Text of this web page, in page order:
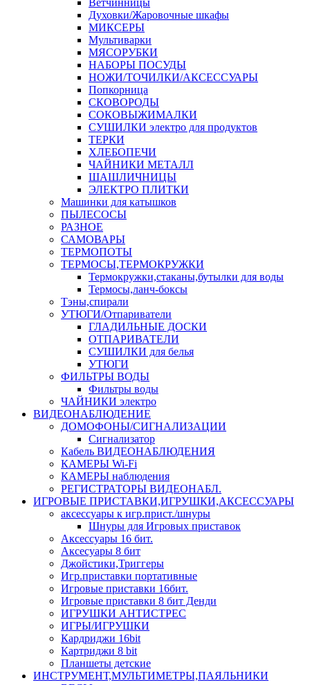
Ветчинницы
Духовки/Жаровочные шкафы
МИКСЕРЫ
Мультиварки
МЯСОРУБКИ
НАБОРЫ ПОСУДЫ
НОЖИ/ТОЧИЛКИ/АКСЕССУАРЫ
Попкорница
СКОВОРОДЫ
СОКОВЫЖИМАЛКИ
СУШИЛКИ электро для продуктов
ТЕРКИ
ХЛЕБОПЕЧИ
ЧАЙНИКИ МЕТАЛЛ
ШАШЛИЧНИЦЫ
ЭЛЕКТРО ПЛИТКИ
Машинки для катышков
ПЫЛЕСОСЫ
РАЗНОЕ
САМОВАРЫ
ТЕРМОПОТЫ
ТЕРМОСЫ,ТЕРМОКРУЖКИ
Термокружки,стаканы,бутылки для воды
Термосы,ланч-боксы
Тэны,спирали
УТЮГИ/Отпариватели
ГЛАДИЛЬНЫЕ ДОСКИ
ОТПАРИВАТЕЛИ
СУШИЛКИ для белья
УТЮГИ
ФИЛЬТРЫ ВОДЫ
Фильтры воды
ЧАЙНИКИ электро
ВИДЕОНАБЛЮДЕНИЕ
ДОМОФОНЫ/СИГНАЛИЗАЦИИ
Сигнализатор
Кабель ВИДЕОНАБЛЮДЕНИЯ
КАМЕРЫ Wi-Fi
КАМЕРЫ наблюдения
РЕГИСТРАТОРЫ ВИДЕОНАБЛ.
ИГРОВЫЕ ПРИСТАВКИ,ИГРУШКИ,АКСЕССУАРЫ
аксесcуары к игр.прист./шнуры
Шнуры для Игровых приставок
Аксессуары 16 бит.
Аксесуары 8 бит
Джойстики,Триггеры
Игр.приставки портативные
Игровые приставки 16бит.
Игровые приставки 8 бит Денди
ИГРУШКИ АНТИСТРЕС
ИГРЫ/ИГРУШКИ
Кардриджи 16bit
Картриджи 8 bit
Планшеты детские
ИНСТРУМЕНТ,МУЛЬТИМЕТРЫ,ПАЯЛЬНИКИ